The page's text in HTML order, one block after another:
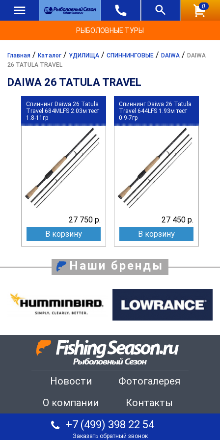
0
РЫБОЛОВНЫЕ ТУРЫ
Главная / Каталог / УДИЛИЩА / СПИННИНГОВЫЕ / DAIWA / DAIWA
26 TATULA TRAVEL
DAIWA 26 TATULA TRAVEL
Спиннинг Daiwa 26 Tatula
Travel 684MLFS 2.03м тест
1.8-11гр
27 750 р.
В корзину
Спиннинг Daiwa 26 Tatula
Travel 644LFS 1.93м тест
0.9-7гр
27 450 р.
В корзину
Наши бренды
Новости
Фотогалерея
О компании
Контакты
+7 (499) 398 22 54
Заказать обратный звонок